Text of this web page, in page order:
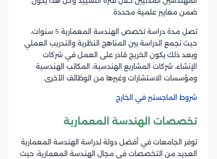
ضمن معايير علمية محددة.
تصل مدة دراسة تخصص الهندسة المعمارية 5 سنوات،
حيث تجمع الدراسة بين المناهج النظرية والتدريب العملي
وبعد ذلك يكون الخريج قادر على العمل في شركات
الإنشاء، شركات المشاريع الهندسية، المكاتب الهندسية
ومؤسسات الاستشارات وغيرها من الوظائف الأخرى.
شروط الماجستير في الخارج
تخصصات الهندسة المعمارية
توفر الجامعات في أفضل دولة لدراسة الهندسة المعمارية
العديد من التخصصات في مجال الهندسة المعمارية، حيث